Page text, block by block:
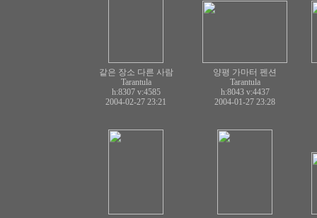
같은 장소 다른 사람
Tarantula
h:8307 v:4585
2004-02-27 23:21
양평 가마터 펜션
Tarantula
h:8043 v:4437
2004-01-27 23:28